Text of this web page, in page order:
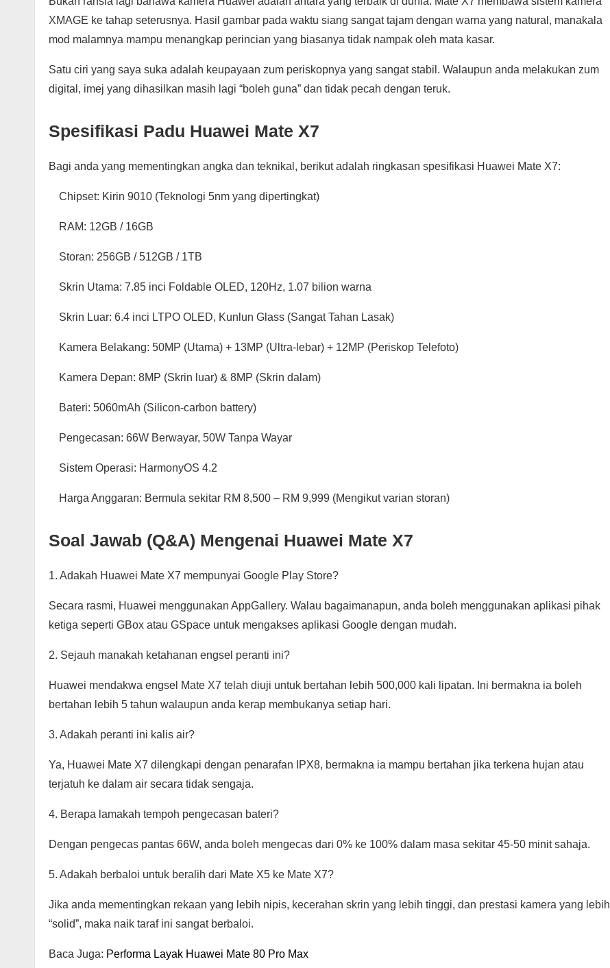
XMAGE ke tahap seterusnya. Hasil gambar pada waktu siang sangat tajam dengan warna yang natural, manakala
mod malamnya mampu menangkap perincian yang biasanya tidak nampak oleh mata kasar.
Satu ciri yang saya suka adalah keupayaan zum periskopnya yang sangat stabil. Walaupun anda melakukan zum
digital, imej yang dihasilkan masih lagi “boleh guna” dan tidak pecah dengan teruk.
Spesifikasi Padu Huawei Mate X7
Bagi anda yang mementingkan angka dan teknikal, berikut adalah ringkasan spesifikasi Huawei Mate X7:
Chipset: Kirin 9010 (Teknologi 5nm yang dipertingkat)
RAM: 12GB / 16GB
Storan: 256GB / 512GB / 1TB
Skrin Utama: 7.85 inci Foldable OLED, 120Hz, 1.07 bilion warna
Skrin Luar: 6.4 inci LTPO OLED, Kunlun Glass (Sangat Tahan Lasak)
Kamera Belakang: 50MP (Utama) + 13MP (Ultra-lebar) + 12MP (Periskop Telefoto)
Kamera Depan: 8MP (Skrin luar) & 8MP (Skrin dalam)
Bateri: 5060mAh (Silicon-carbon battery)
Pengecasan: 66W Berwayar, 50W Tanpa Wayar
Sistem Operasi: HarmonyOS 4.2
Harga Anggaran: Bermula sekitar RM 8,500 – RM 9,999 (Mengikut varian storan)
Soal Jawab (Q&A) Mengenai Huawei Mate X7
1. Adakah Huawei Mate X7 mempunyai Google Play Store?
Secara rasmi, Huawei menggunakan AppGallery. Walau bagaimanapun, anda boleh menggunakan aplikasi pihak
ketiga seperti GBox atau GSpace untuk mengakses aplikasi Google dengan mudah.
2. Sejauh manakah ketahanan engsel peranti ini?
Huawei mendakwa engsel Mate X7 telah diuji untuk bertahan lebih 500,000 kali lipatan. Ini bermakna ia boleh
bertahan lebih 5 tahun walaupun anda kerap membukanya setiap hari.
3. Adakah peranti ini kalis air?
Ya, Huawei Mate X7 dilengkapi dengan penarafan IPX8, bermakna ia mampu bertahan jika terkena hujan atau
terjatuh ke dalam air secara tidak sengaja.
4. Berapa lamakah tempoh pengecasan bateri?
Dengan pengecas pantas 66W, anda boleh mengecas dari 0% ke 100% dalam masa sekitar 45-50 minit sahaja.
5. Adakah berbaloi untuk beralih dari Mate X5 ke Mate X7?
Jika anda mementingkan rekaan yang lebih nipis, kecerahan skrin yang lebih tinggi, dan prestasi kamera yang lebih
“solid”, maka naik taraf ini sangat berbaloi.
Baca Juga: Performa Layak Huawei Mate 80 Pro Max